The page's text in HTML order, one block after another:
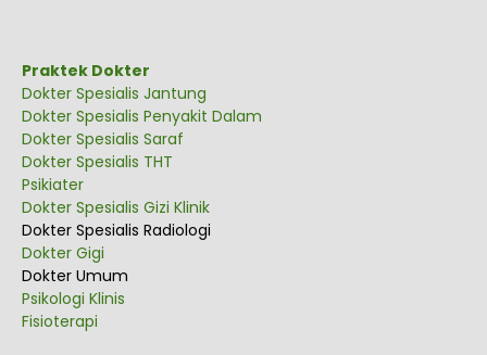
Praktek Dokter
Dokter Spesialis Jantung
Dokter Spesialis Penyakit Dalam
Dokter Spesialis Saraf
Dokter Spesialis THT
Psikiater
Dokter Spesialis Gizi Klinik
Dokter Spesialis Radiologi
Dokter Gigi
Dokter Umum
Psikologi Klinis
Fisioterapi